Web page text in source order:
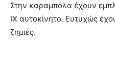
Στην καραμπόλα έχουν
ΙΧ αυτοκίνητο. Ευτυχώς
ζημιές.